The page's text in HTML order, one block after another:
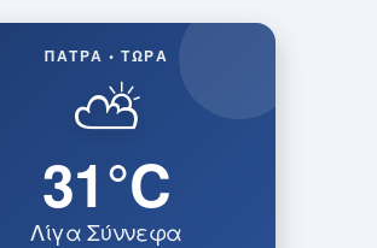
ΠΆΤΡΑ • ΤΏΡΑ
⛅
31°C
Λίγα Σύννεφα